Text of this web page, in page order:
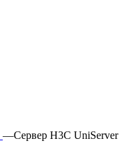
—Сервер H3C UniServer